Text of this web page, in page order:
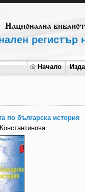
регистър
Начало
по българска история